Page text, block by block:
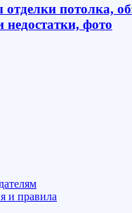
потолка,
недостатки, фото
и правила